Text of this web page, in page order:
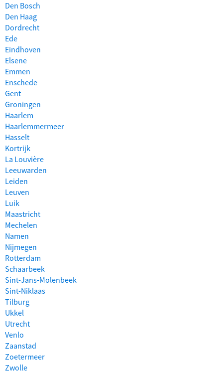
Den Bosch
Den Haag
Dordrecht
Ede
Eindhoven
Elsene
Emmen
Enschede
Gent
Groningen
Haarlem
Haarlemmermeer
Hasselt
Kortrijk
La Louvière
Leeuwarden
Leiden
Leuven
Luik
Maastricht
Mechelen
Namen
Nijmegen
Rotterdam
Schaarbeek
Sint-Jans-Molenbeek
Sint-Niklaas
Tilburg
Ukkel
Utrecht
Venlo
Zaanstad
Zoetermeer
Zwolle